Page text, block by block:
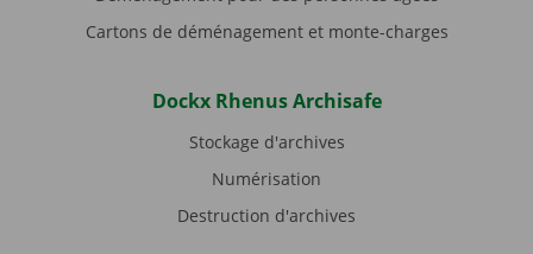
Cartons de déménagement et monte-charges
Dockx Rhenus Archisafe
Stockage d'archives
Numérisation
Destruction d'archives